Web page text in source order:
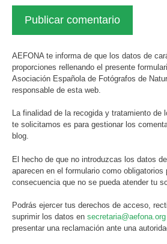
AEFONA te informa de que los datos de
proporciones rellenando el presente
Asociación Española de Fotógrafos de
responsable de esta web.
La finalidad de la recogida y tratamiento de
te solicitamos es para gestionar los
blog.
El hecho de que no introduzcas los datos
aparecen en el formulario como obligatorios
consecuencia que no se pueda atender tu
Podrás ejercer tus derechos de acceso,
suprimir los datos en secretaria@aefona.org
presentar una reclamación ante una